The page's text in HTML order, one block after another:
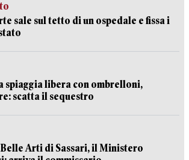
sale sul tetto di un ospedale e fissa i
spiaggia libera con ombrelloni,
scatta il sequestro
Arti di Sassari, il Ministero